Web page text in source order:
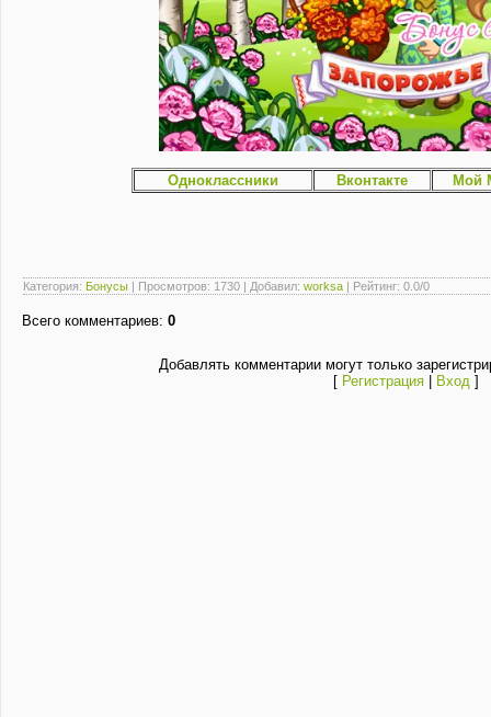
Одноклассники Вконтакте Мой
Категория: Бонусы | Просмотров: 1730 | Добавил: worksa | Рейтинг: 0.0/0
Всего комментариев: 0
Добавлять комментарии могут только
[ Регистрация| Вход]